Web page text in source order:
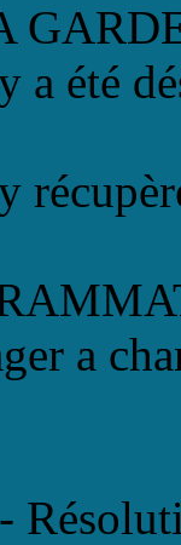
a été
a